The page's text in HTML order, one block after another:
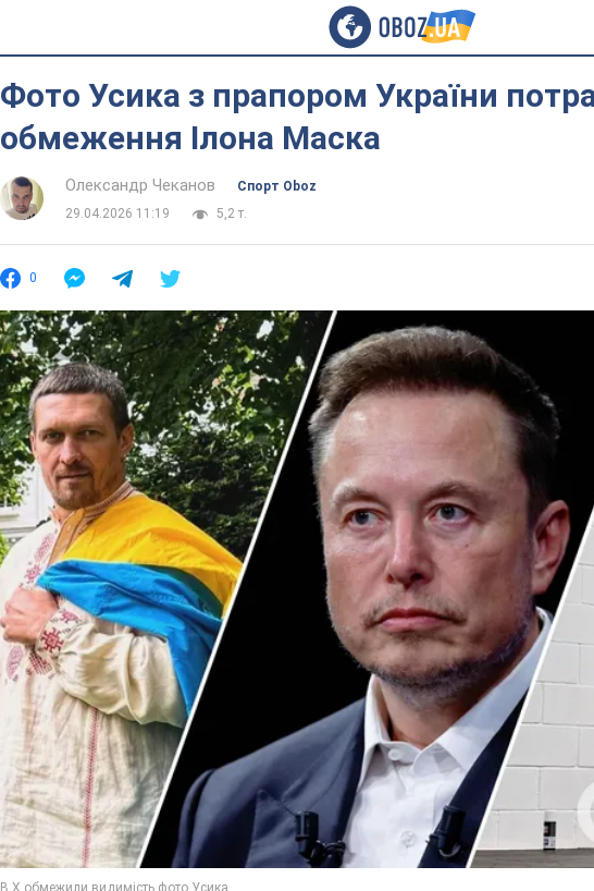
Фото Усика з прапором України
обмеження Ілона Маска
Олександр Чеканов
Спорт Oboz
29.04.2026 11:19
5,2 т.
0